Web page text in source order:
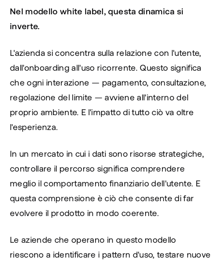
Nel modello white label, questa dinamica si
inverte.
L'azienda si concentra sulla relazione con l'utente,
dall'onboarding all'uso ricorrente. Questo significa
che ogni interazione — pagamento, consultazione,
regolazione del limite — avviene all'interno del
proprio ambiente. E l'impatto di tutto ciò va oltre
l'esperienza.
In un mercato in cui i dati sono risorse strategiche,
controllare il percorso significa comprendere
meglio il comportamento finanziario dell'utente. E
questa comprensione è ciò che consente di far
evolvere il prodotto in modo coerente.
Le aziende che operano in questo modello
riescono a identificare i pattern d'uso, testare nuove